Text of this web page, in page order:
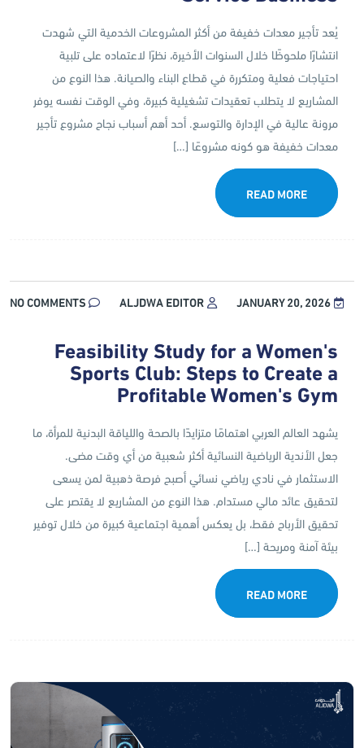
يُعد تأجير معدات خفيفة من أكثر المشروعات الخدمية التي شهدت
انتشارًا ملحوظًا خلال السنوات الأخيرة، نظرًا لاعتماده على تلبية
احتياجات فعلية ومتكررة في قطاع البناء والصيانة. هذا النوع من
المشاريع لا يتطلب تعقيدات تشغيلية كبيرة، وفي الوقت نفسه يوفر
مرونة عالية في الإدارة والتوسع. أحد أهم أسباب نجاح مشروع تأجير
معدات خفيفة هو كونه مشروعًا […]
READ MORE
JANUARY 20, 2026
ALJDWA EDITOR
NO COMMENTS
Feasibility Study for a Women's
Sports Club: Steps to Create a
Profitable Women's Gym
يشهد العالم العربي اهتمامًا متزايدًا بالصحة واللياقة البدنية للمرأة، ما
جعل الأندية الرياضية النسائية أكثر شعبية من أي وقت مضى.
الاستثمار في نادي رياضي نسائي أصبح فرصة ذهبية لمن يسعى
لتحقيق عائد مالي مستدام. هذا النوع من المشاريع لا يقتصر على
تحقيق الأرباح فقط، بل يعكس أهمية اجتماعية كبيرة من خلال توفير
بيئة آمنة ومريحة […]
READ MORE